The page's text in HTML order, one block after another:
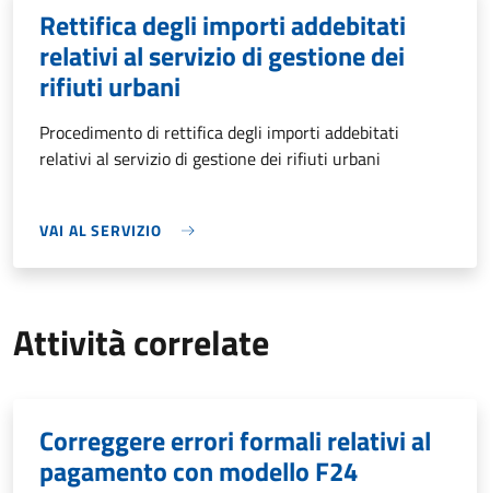
Rettifica degli importi addebitati
relativi al servizio di gestione dei
rifiuti urbani
Procedimento di rettifica degli importi addebitati
relativi al servizio di gestione dei rifiuti urbani
VAI AL SERVIZIO
Attività correlate
Correggere errori formali relativi al
pagamento con modello F24